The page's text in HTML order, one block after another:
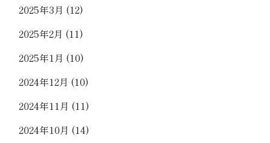
2025年3月 (12)
2025年2月 (11)
2025年1月 (10)
2024年12月 (10)
2024年11月 (11)
2024年10月 (14)